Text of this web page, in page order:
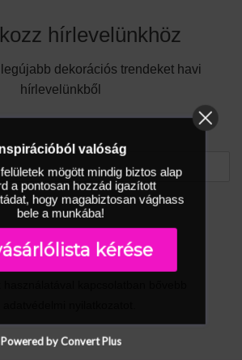
hírlevelünkhöz
legújabb dekorációs trendeket havi
hírlevelünkből
kapcsolatban bővebb
nyilatkozatot.
valóság
mögött mindig biztos alap
a pontosan hozzád igazított
hogy magabiztosan vághass
bele a munkába!
kérése
Powered by Convert Plus